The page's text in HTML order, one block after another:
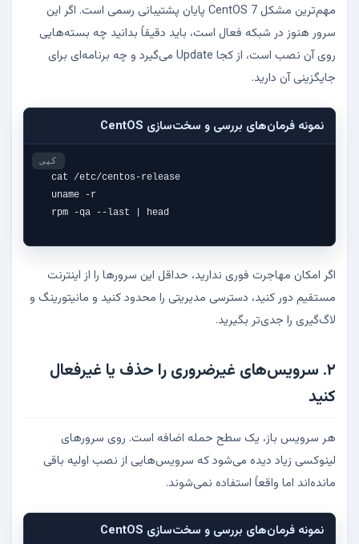
مهم‌ترین مشکل CentOS 7 پایان پشتیبانی رسمی است. اگر این
سرور هنوز در شبکه فعال است، باید دقیقاً بدانید چه بسته‌هایی
روی آن نصب است، از کجا Update می‌گیرد و چه برنامه‌ای برای
جایگزینی آن دارید.
نمونه فرمان‌های بررسی و سخت‌سازی CentOS
cat /etc/centos-release
uname -r
rpm -qa --last | head
کپی
اگر امکان مهاجرت فوری ندارید، حداقل این سرورها را از اینترنت
مستقیم دور کنید، دسترسی مدیریتی را محدود کنید و مانیتورینگ و
لاگ‌گیری را جدی‌تر بگیرید.
۲. سرویس‌های غیرضروری را حذف یا غیرفعال
کنید
هر سرویس باز، یک سطح حمله اضافه است. روی سرورهای
لینوکسی زیاد دیده می‌شود که سرویس‌هایی از نصب اولیه باقی
مانده‌اند اما واقعاً استفاده نمی‌شوند.
نمونه فرمان‌های بررسی و سخت‌سازی CentOS